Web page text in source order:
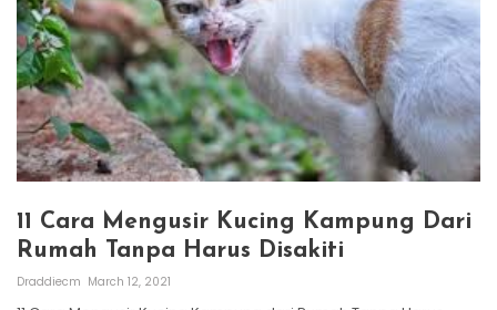
11 Cara Mengusir Kucing Kampung Dari
Rumah Tanpa Harus Disakiti
Draddiecm March 12, 2021